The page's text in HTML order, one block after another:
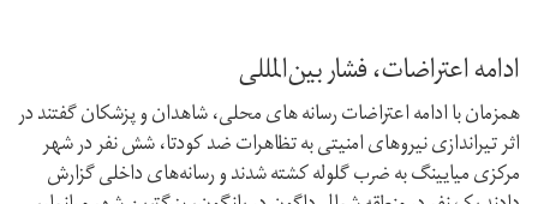
ادامه اعتراضات، فشار بین‌المللی
همزمان با ادامه اعتراضات رسانه های محلی، شاهدان و پزشکان گفتند در
اثر تیراندازی نیروهای امنیتی به تظاهرات ضد کودتا، شش نفر در شهر
مرکزی میایینگ به ضرب گلوله کشته شدند و رسانه‌های داخلی گزارش